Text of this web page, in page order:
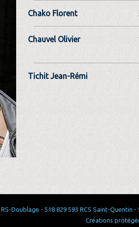
Chako Florent
Chauvel Olivier
Tichit Jean­-Rémi
Doublage - 518 829 593 RCS Saint-Quentin -
Créations